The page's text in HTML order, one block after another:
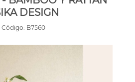
DESIGN
Código: B7560